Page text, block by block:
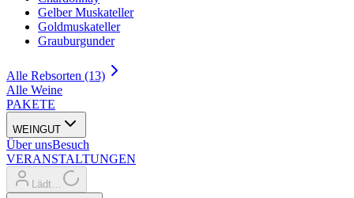
Gelber Muskateller
Goldmuskateller
Grauburgunder
Alle Rebsorten (13)
Alle Weine
PAKETE
WEINGUT
Über unsBesuch
VERANSTALTUNGEN
Lädt…